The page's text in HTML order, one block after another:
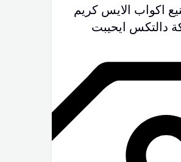
اكواب الايس كريم
دالتكس ايحيبت